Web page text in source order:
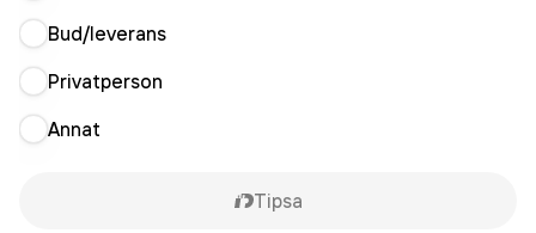
Bud/leverans
Privatperson
Annat
Tipsa